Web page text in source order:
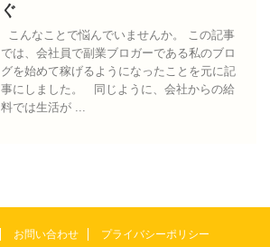
ぐ
こんなことで悩んでいませんか。 この記事
では、会社員で副業ブロガーである私のブロ
グを始めて稼げるようになったことを元に記
事にしました。 同じように、会社からの給
料では生活が ...
お問い合わせ プライバシーポリシー